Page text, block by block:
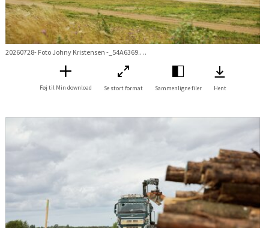
20260728- Foto Johny Kristensen -_54A6369.jpg
Føj til Min download Se stort format Sammenligne filer Hent